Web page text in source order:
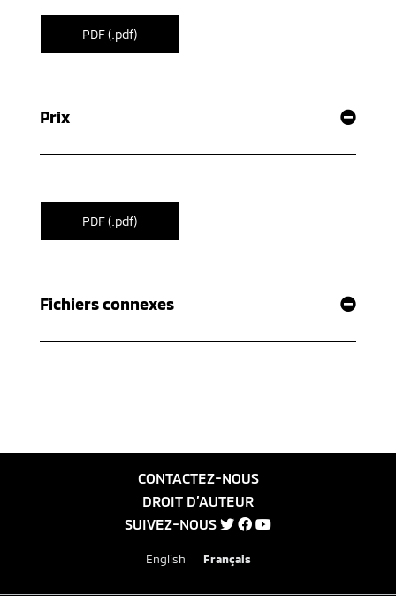
PDF (.pdf)
Prix
PDF (.pdf)
Fichiers connexes
CONTACTEZ-NOUS
DROIT D’AUTEUR
SUIVEZ-NOUS
English Français